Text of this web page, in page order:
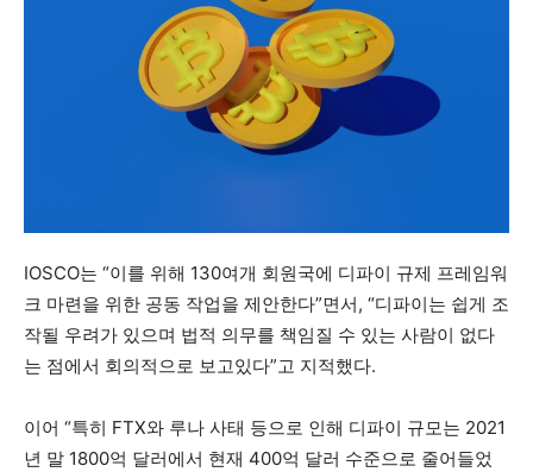
IOSCO는 “이를 위해 130여개 회원국에 디파이 규제 프레임워
크 마련을 위한 공동 작업을 제안한다”면서, “디파이는 쉽게 조
작될 우려가 있으며 법적 의무를 책임질 수 있는 사람이 없다
는 점에서 회의적으로 보고있다”고 지적했다.
이어 “특히 FTX와 루나 사태 등으로 인해 디파이 규모는 2021
년 말 1800억 달러에서 현재 400억 달러 수준으로 줄어들었